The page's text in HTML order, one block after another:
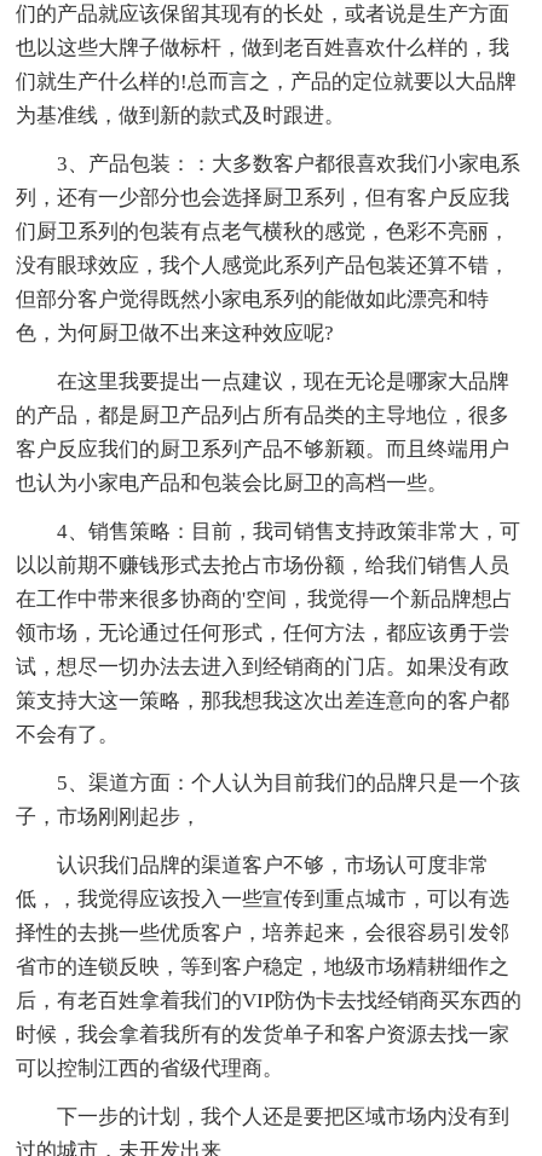
们的产品就应该保留其现有的长处，或者说是生产方面
也以这些大牌子做标杆，做到老百姓喜欢什么样的，我
们就生产什么样的!总而言之，产品的定位就要以大品牌
为基准线，做到新的款式及时跟进。
3、产品包装：：大多数客户都很喜欢我们小家电系
列，还有一少部分也会选择厨卫系列，但有客户反应我
们厨卫系列的包装有点老气横秋的感觉，色彩不亮丽，
没有眼球效应，我个人感觉此系列产品包装还算不错，
但部分客户觉得既然小家电系列的能做如此漂亮和特
色，为何厨卫做不出来这种效应呢?
在这里我要提出一点建议，现在无论是哪家大品牌
的产品，都是厨卫产品列占所有品类的主导地位，很多
客户反应我们的厨卫系列产品不够新颖。而且终端用户
也认为小家电产品和包装会比厨卫的高档一些。
4、销售策略：目前，我司销售支持政策非常大，可
以以前期不赚钱形式去抢占市场份额，给我们销售人员
在工作中带来很多协商的'空间，我觉得一个新品牌想占
领市场，无论通过任何形式，任何方法，都应该勇于尝
试，想尽一切办法去进入到经销商的门店。如果没有政
策支持大这一策略，那我想我这次出差连意向的客户都
不会有了。
5、渠道方面：个人认为目前我们的品牌只是一个孩
子，市场刚刚起步，
认识我们品牌的渠道客户不够，市场认可度非常
低，，我觉得应该投入一些宣传到重点城市，可以有选
择性的去挑一些优质客户，培养起来，会很容易引发邻
省市的连锁反映，等到客户稳定，地级市场精耕细作之
后，有老百姓拿着我们的VIP防伪卡去找经销商买东西的
时候，我会拿着我所有的发货单子和客户资源去找一家
可以控制江西的省级代理商。
下一步的计划，我个人还是要把区域市场内没有到
过的城市，未开发出来